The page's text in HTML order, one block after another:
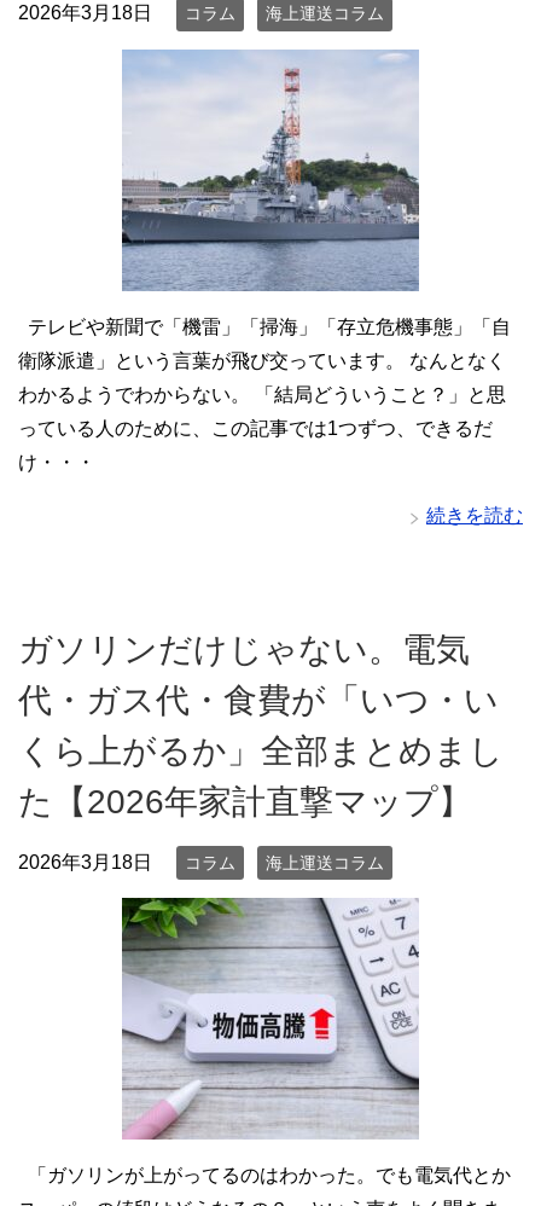
2026年3月18日 コラム 海上運送コラム
テレビや新聞で「機雷」「掃海」「存立危機事態」「自
衛隊派遣」という言葉が飛び交っています。 なんとなく
わかるようでわからない。 「結局どういうこと？」と思
っている人のために、この記事では1つずつ、できるだ
け・・・
続きを読む
ガソリンだけじゃない。電気
代・ガス代・食費が「いつ・い
くら上がるか」全部まとめまし
た【2026年家計直撃マップ】
2026年3月18日 コラム 海上運送コラム
「ガソリンが上がってるのはわかった。でも電気代とか